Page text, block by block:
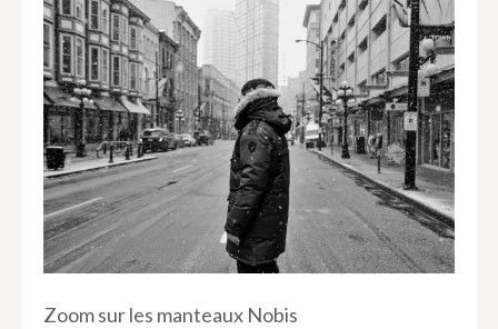
Zoom sur les manteaux Nobis